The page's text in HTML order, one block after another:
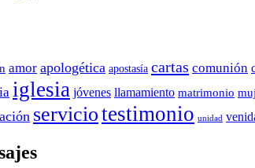
amor apologética apostasía cartas comunión
iglesia jóvenes llamamiento matrimonio
serviciotestimonio unidad